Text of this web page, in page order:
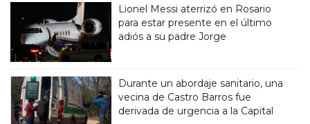
Lionel Messi aterrizó en Rosario
para estar presente en el último
adiós a su padre Jorge
Durante un abordaje sanitario, una
vecina de Castro Barros fue
derivada de urgencia a la Capital